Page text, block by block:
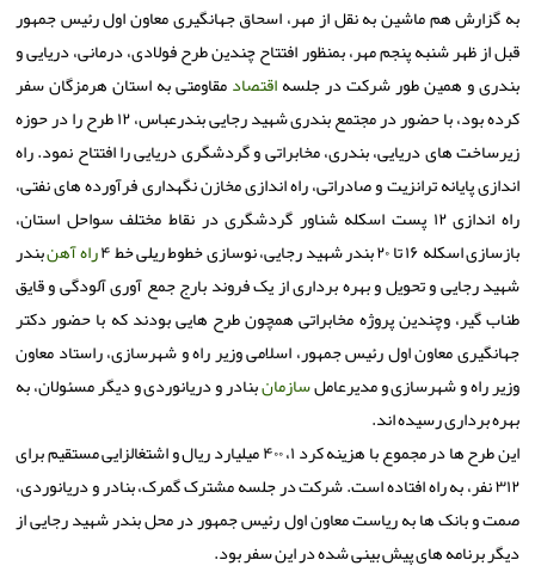
به گزارش هم ماشین به نقل از مهر، اسحاق جهانگیری معاون اول رئیس جمهور
قبل از ظهر شنبه پنجم مهر، بمنظور افتتاح چندین طرح فولادی، درمانی، دریایی و
بندری و همین طور شرکت در جلسهاقتصادمقاومتی به استان هرمزگان سفر
کرده بود، با حضور در مجتمع بندری شهید رجایی بندرعباس، ۱۲ طرح را در حوزه
زیرساخت های دریایی، بندری، مخابراتی و گردشگری دریایی را افتتاح نمود. راه
اندازی پایانه ترانزیت و صادراتی، راه اندازی مخازن نگهداری فرآورده های نفتی،
راه اندازی ۱۲ پست اسکله شناور گردشگری در نقاط مختلف سواحل استان،
بازسازی اسکله ۱۶ تا ۲۰ بندر شهید رجایی، نوسازی خطوط ریلی خط ۴
راه آهنبندر
شهید رجایی و تحویل و بهره برداری از یک فروند بارج جمع آوری آلودگی و قایق
طناب گیر، وچندین پروژه مخابراتی همچون طرح هایی بودند که با حضور دکتر
جهانگیری معاون اول رئیس جمهور، اسلامی وزیر راه و شهرسازی، راستاد معاون
وزیر راه و شهرسازی و مدیرعاملسازمانبنادر و دریانوردی و دیگر مسئولان، به
بهره برداری رسیده اند.
این طرح ها در مجموع با هزینه کرد ۱، ۴۰۰ میلیارد ریال و اشتغالزایی مستقیم برای
۳۱۲ نفر، به راه افتاده است. شرکت در جلسه مشترک گمرک، بنادر و دریانوردی،
صمت و بانک ها به ریاست معاون اول رئیس جمهور در محل بندر شهید رجایی از
دیگر برنامه های پیش بینی شده در این سفر بود.